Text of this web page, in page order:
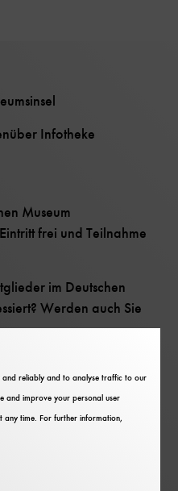
Infotheke
Museum
frei und Teilnahme
im Deutschen
Werden auch Sie
Mitgliederservice
and reliably and to analyse traffic to our
and improve your personal user
any time. For further information,